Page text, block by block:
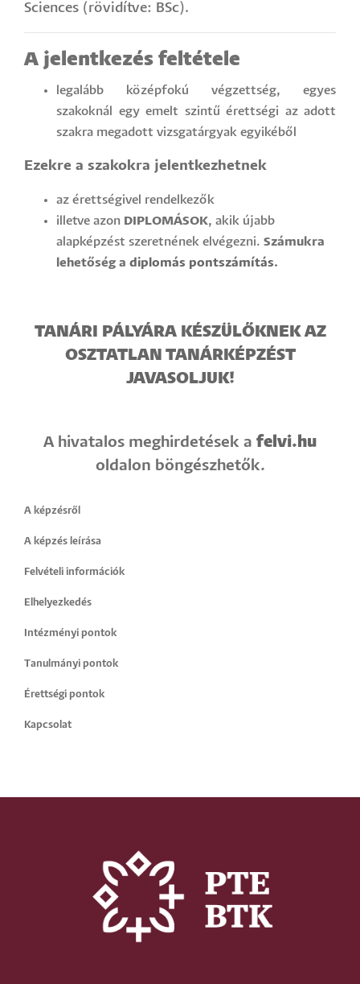
Sciences (rövidítve: BSc).
A jelentkezés feltétele
legalább középfokú végzettség, egyes
szakoknál egy emelt szintű érettségi az adott
szakra megadott vizsgatárgyak egyikéből
Ezekre a szakokra jelentkezhetnek
az érettségivel rendelkezők
illetve azon DIPLOMÁSOK, akik újabb
alapképzést szeretnének elvégezni. Számukra
lehetőség a diplomás pontszámítás.
TANÁRI PÁLYÁRA KÉSZÜLŐKNEK AZ
OSZTATLAN TANÁRKÉPZÉST
JAVASOLJUK!
A hivatalos meghirdetések a felvi.hu
oldalon böngészhetők.
A képzésről
A képzés leírása
Felvételi információk
Elhelyezkedés
Intézményi pontok
Tanulmányi pontok
Érettségi pontok
Kapcsolat